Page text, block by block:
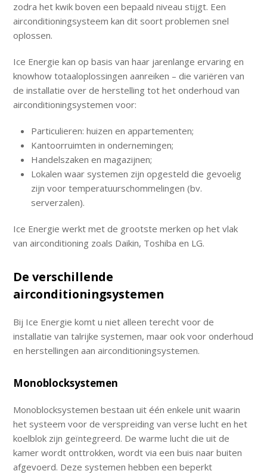
zodra het kwik boven een bepaald niveau stijgt. Een
airconditioningsysteem kan dit soort problemen snel
oplossen.
Ice Energie kan op basis van haar jarenlange ervaring en
knowhow totaaloplossingen aanreiken – die variëren van
de installatie over de herstelling tot het onderhoud van
airconditioningsystemen voor:
Particulieren: huizen en appartementen;
Kantoorruimten in ondernemingen;
Handelszaken en magazijnen;
Lokalen waar systemen zijn opgesteld die gevoelig
zijn voor temperatuurschommelingen (bv.
serverzalen).
Ice Energie werkt met de grootste merken op het vlak
van airconditioning zoals Daikin, Toshiba en LG.
De verschillende
airconditioningsystemen
Bij Ice Energie komt u niet alleen terecht voor de
installatie van talrijke systemen, maar ook voor onderhoud
en herstellingen aan airconditioningsystemen.
Monoblocksystemen
Monoblocksystemen bestaan uit één enkele unit waarin
het systeem voor de verspreiding van verse lucht en het
koelblok zijn geïntegreerd. De warme lucht die uit de
kamer wordt onttrokken, wordt via een buis naar buiten
afgevoerd. Deze systemen hebben een beperkt